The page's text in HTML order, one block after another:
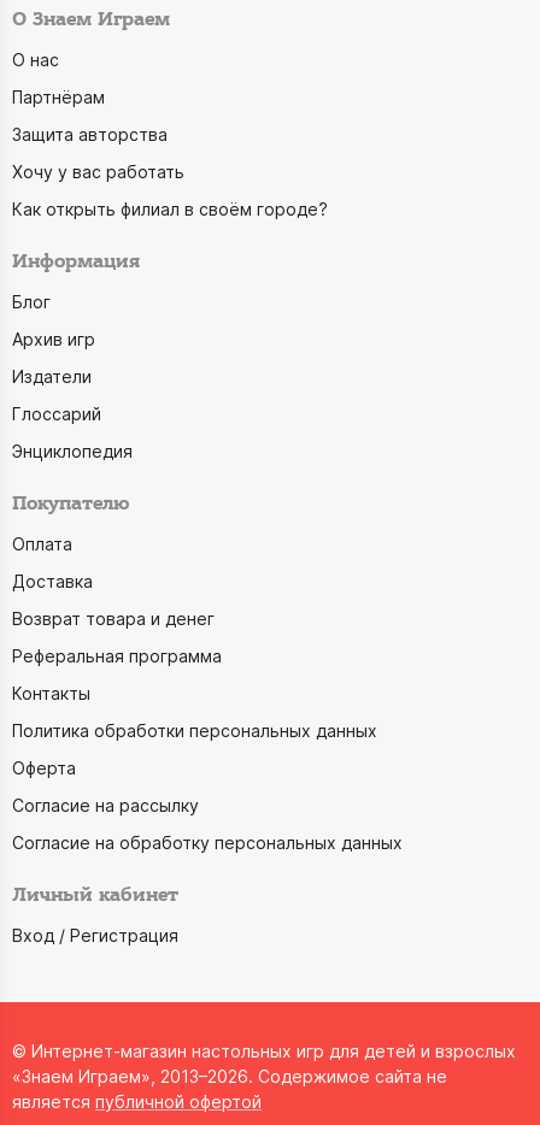
О Знаем Играем
О нас
Партнёрам
Защита авторства
Хочу у вас работать
Как открыть филиал в своём городе?
Информация
Блог
Архив игр
Издатели
Глоссарий
Энциклопедия
Покупателю
Оплата
Доставка
Возврат товара и денег
Реферальная программа
Контакты
Политика обработки персональных данных
Оферта
Согласие на рассылку
Согласие на обработку персональных данных
Личный кабинет
Вход / Регистрация
© Интернет-магазин настольных игр для детей и взрослых
«Знаем Играем», 2013–2026. Содержимое сайта не
является публичной офертой